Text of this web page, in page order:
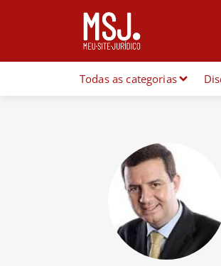
Todas as categorias